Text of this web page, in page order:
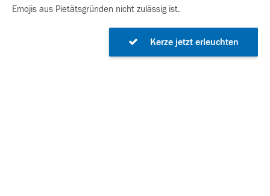
Emojis aus Pietätsgründen nicht zulässig ist.
Kerze jetzt erleuchten